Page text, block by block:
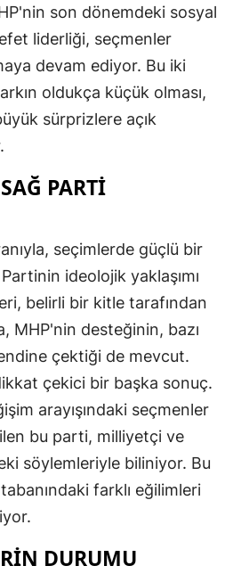
son dönemdeki sosyal
liderliği, seçmenler
devam ediyor. Bu iki
oldukça küçük olması,
sürprizlere açık
PARTI
seçimlerde güçlü bir
ideolojik yaklaşımı
belirli bir kitle tarafından
MHP'nin desteğinin, bazı
çektiği de mevcut.
çekici bir başka sonuç.
arayışındaki seçmenler
bu parti, milliyetçi ve
söylemleriyle biliniyor. Bu
farklı eğilimleri
DURUMU